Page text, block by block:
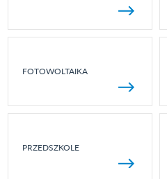
FOTOWOLTAIKA
PRZEDSZKOLE